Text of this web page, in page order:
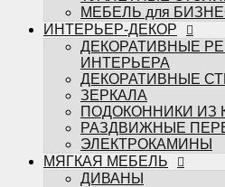
КОМПЛЕКТУЮЩИЕ
СТОЛЕШНИЦЫ
основе ДСП)
Столешницы из
Столешницы из
МЕБЕЛЬНЫЕ
ФРЕЗЕРОВКИ
ФАСАДЫ В
Фасады
Фасады
МЕБЕЛЬ для
ИНТЕРЬЕР-ДЕКОР
ДЕКОРАТИВНЫЕ
ИНТЕРЬЕРА
ДЕКОРАТИВНЫЕ
ЗЕРКАЛА
ПОДОКОННИКИ ИЗ
РАЗДВИЖНЫЕ
ЭЛЕКТРОКАМИНЫ
МЯГКАЯ МЕБЕЛЬ
ДИВАНЫ